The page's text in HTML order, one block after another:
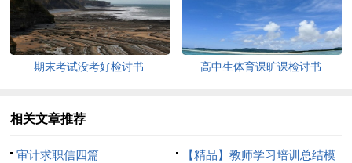
期末考试没考好检讨书 高中生体育课旷课检讨书
相关文章推荐
审计求职信四篇 【精品】教师学习培训总结模